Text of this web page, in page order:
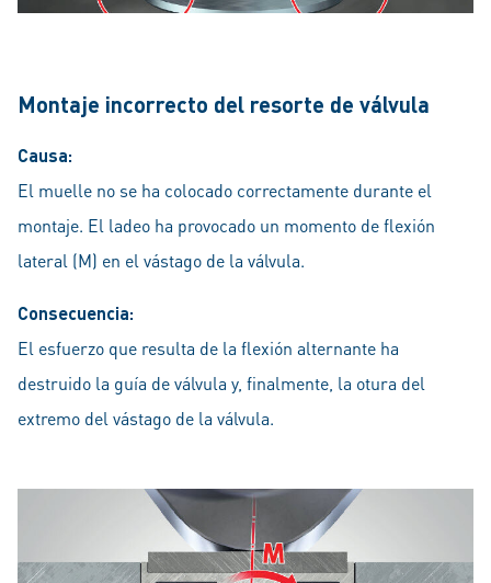
Montaje incorrecto del resorte de válvula
Causa:
El muelle no se ha colocado correctamente durante el
montaje. El ladeo ha provocado un momento de flexión
lateral (M) en el vástago de la válvula.
Consecuencia:
El esfuerzo que resulta de la flexión alternante ha
destruido la guía de válvula y, finalmente, la otura del
extremo del vástago de la válvula.